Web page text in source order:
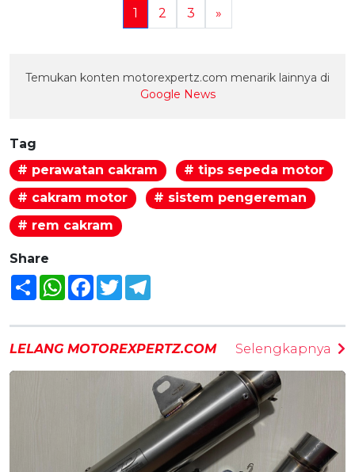
1 2 3 »
Temukan konten motorexpertz.com menarik lainnya di
Google News
Tag
# perawatan cakram
# tips sepeda motor
# cakram motor
# sistem pengereman
# rem cakram
Share
Share WhatsAppFacebook
Twitter
LELANG MOTOREXPERTZ.COM Selengkapnya